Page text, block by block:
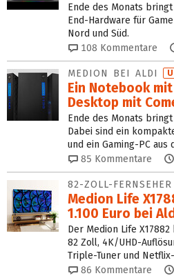
Ende des Monats
End-Hardware für
Nord und Süd.
108 Kommentare
MEDION BEI ALDI
Ein Notebook
Desktop mit
Ende des Monats
Dabei sind ein
und ein Gaming-PC
85 Kommentare
82-ZOLL-FERNSEHER
Medion Life
1.100 Euro bei
Der Medion Life
82 Zoll, 4K/UHD-
Triple-Tuner und
86 Kommentare